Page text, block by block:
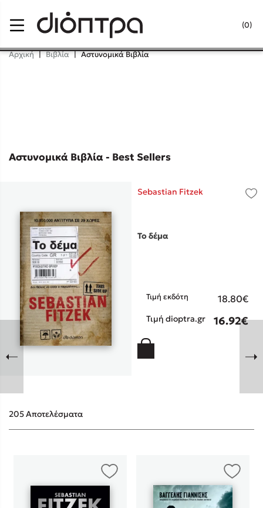
(0)
Κλείσιμο
Χάρης Πολίτης
Καθρέφτης
Sebastian Fitzek
Το λεξικό της ζωής σου
Αρχική | Βιβλία | Αστυνομικά Βιβλία
Αστυνομικά Βιβλία - Best Sellers
Sebastian Fitzek
Το δέμα
Τιμή εκδότη 18.80€
Τιμή dioptra.gr 16.92€
205 Αποτελέσματα